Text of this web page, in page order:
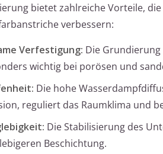
bietet zahlreiche Vorteile,
verbessern:
Verfestigung: Die
wichtig bei porösen und
Die hohe
reguliert das Raumklima und
Die Stabilisierung des
Beschichtung.